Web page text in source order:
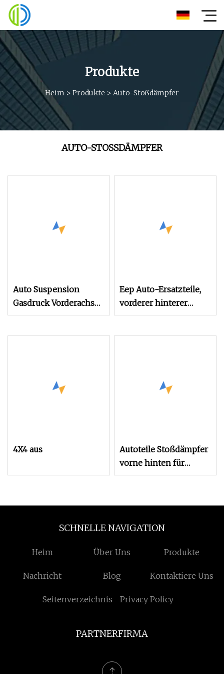
Produkte
Heim > Produkte > Auto-Stoßdämpfer
AUTO-STOSSDÄMPFER
Auto Suspension
Gasdruck Vorderachse
Rechts Automobil
Eep Auto-Ersatzteile,
vorderer hinterer
Stoßdämpfer für
Automodell
4X4 aus
Autoteile Stoßdämpfer
vorne hinten für
Toyota Corolla Isuzu D
SCHNELLE NAVIGATION
Heim Über Uns Produkte
Nachricht Blog Kontaktiere Uns
Seitenverzeichnis Privacy Policy
PARTNERFIRMA